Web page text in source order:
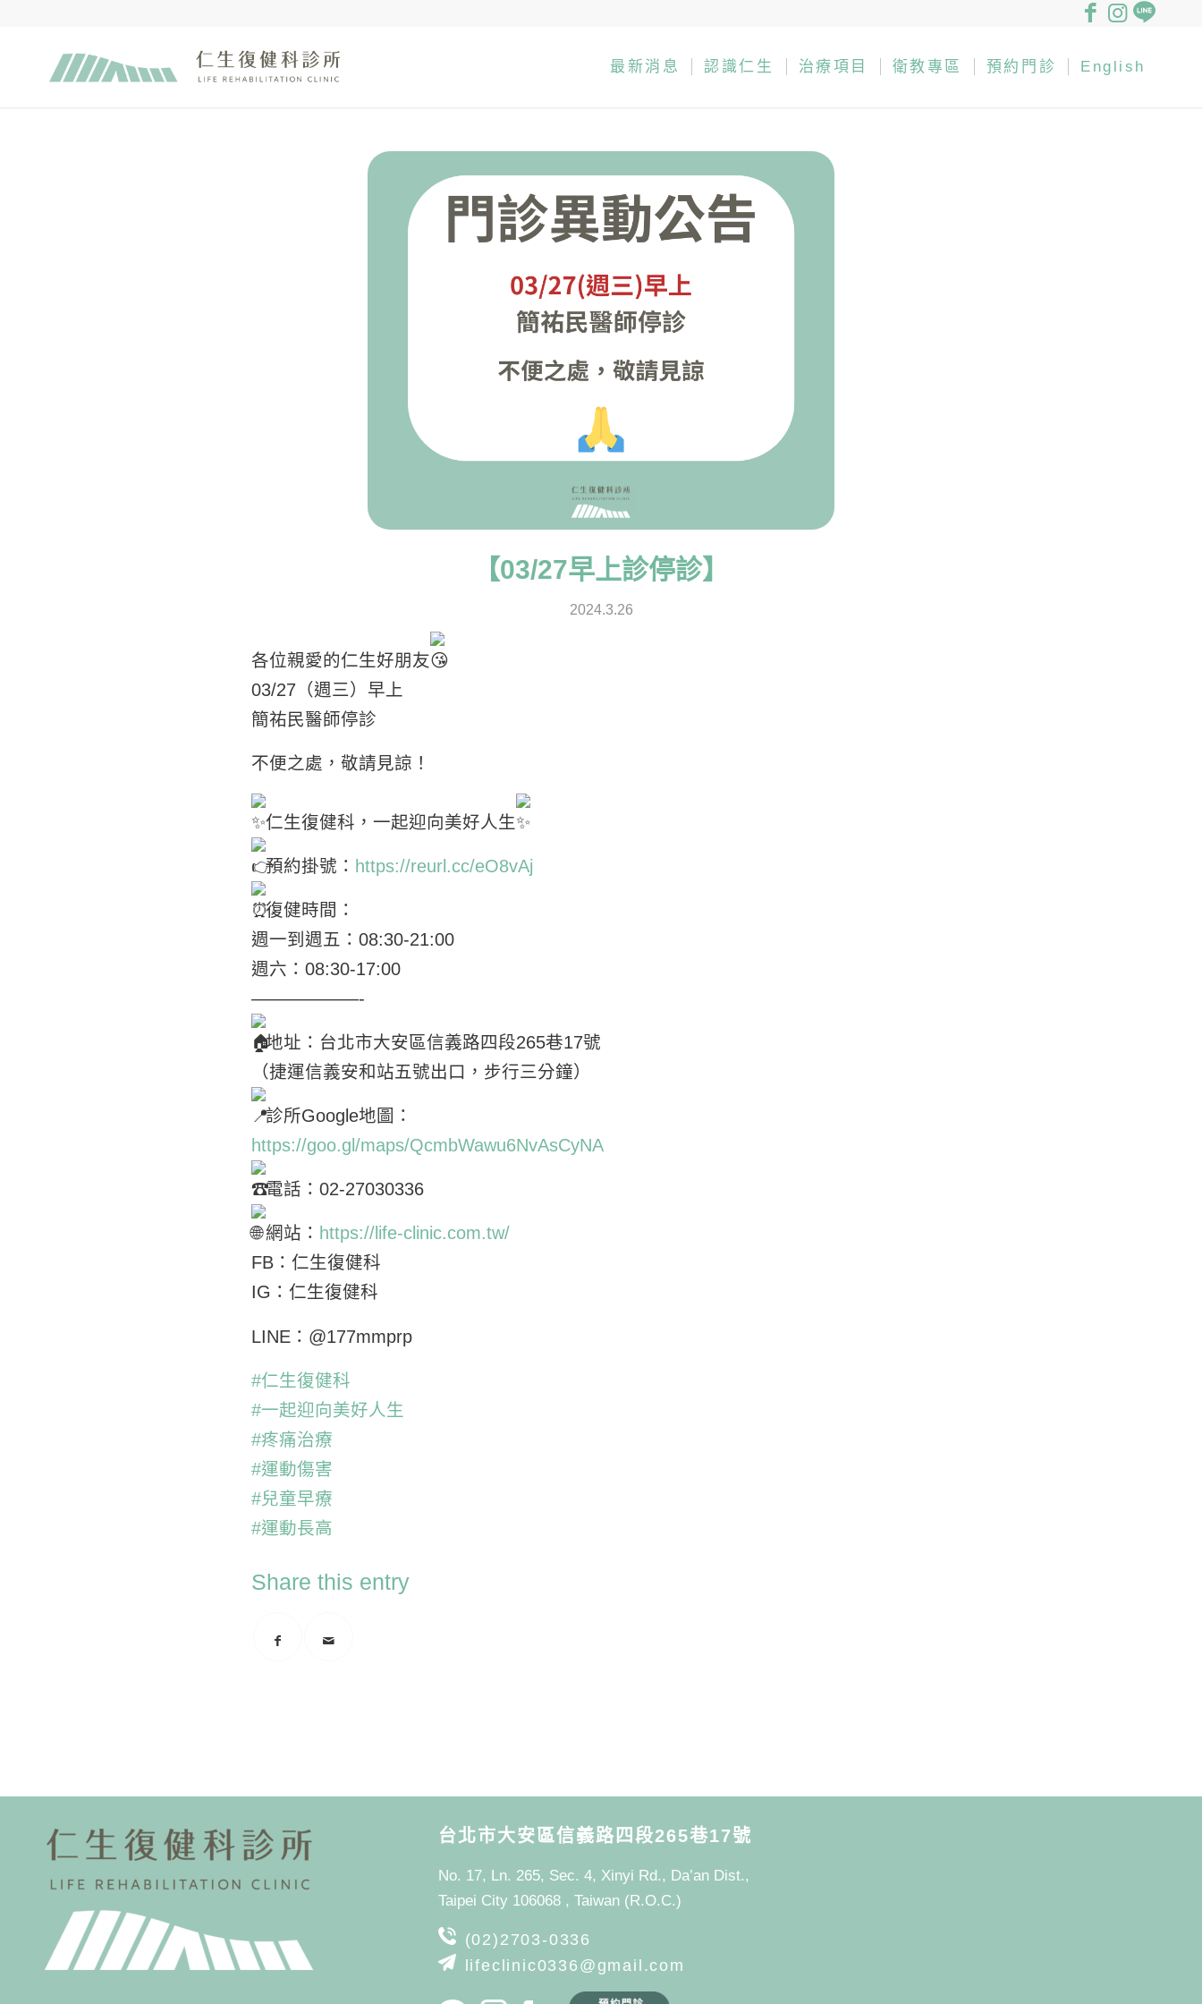
最新消息 認識仁生 治療項目 衛教專區 預約門診 English
【03/27早上診停診】
2024.3.26
各位親愛的仁生好朋友
​03/27（週三）早上
簡祐民醫師停診
不便之處，敬請見諒！
仁生復健科，一起迎向美好人生
預約掛號： https://reurl.cc/eO8vAj
復健時間：
週一到週五：08:30-21:00
週六：08:30-17:00
——————-
地址：台北市大安區信義路四段265巷17號
（捷運信義安和站五號出口，步行三分鐘）
診所Google地圖：
https://goo.gl/maps/QcmbWawu6NvAsCyNA
電話：02-27030336
網站： https://life-clinic.com.tw/
FB：仁生復健科
IG：仁生復健科
LINE：@177mmprp
#仁生復健科
#一起迎向美好人生
#疼痛治療
#運動傷害
#兒童早療
#運動長高
Share this entry
台北市大安區信義路四段265巷17號
No. 17, Ln. 265, Sec. 4, Xinyi Rd., Da’an Dist.,
Taipei City 106068 , Taiwan (R.O.C.)
(02)2703-0336
lifeclinic0336@gmail.com